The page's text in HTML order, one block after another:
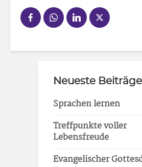
Neueste Beiträge
Sprachen lernen
Treffpunkte voller
Lebensfreude
Evangelischer